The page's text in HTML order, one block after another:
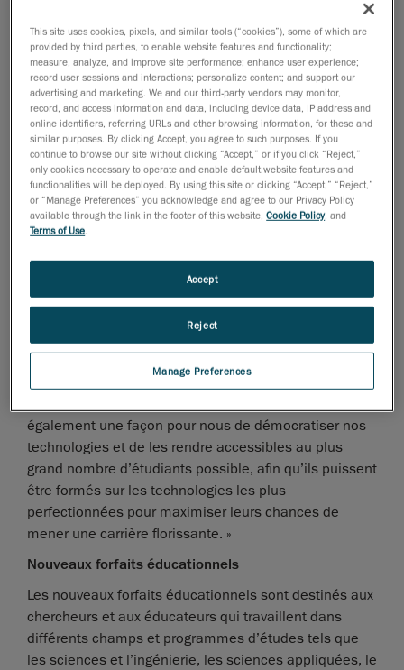
4 septembre 2013
Nous présentons aujourd’hui notre nouveau
programme éducationnel, adapté aux besoins des
chercheurs, des éducateurs et des étudiants
d’universités, de collèges et d’écoles techniques du
monde entier.
« Depuis le lancement des premiers scanneurs
d’enseignement qui utilisent nos technologies de
mesure 3D et qui en enseignent les bases a grimpé en
flèche, a expliqué François Leclerc, chef de produit,
Éducation. Au début de 2013, Creaform s’est engagée
à créer un nouveau programme éducationnel qui
répondrait mieux aux besoins de la communauté
également une façon pour nous de démocratiser nos
technologies et de les rendre accessibles au plus
grand nombre d’étudiants possible, afin qu’ils puissent
être formés sur les technologies les plus
perfectionnées pour maximiser leurs chances de
mener une carrière florissante. »
Nouveaux forfaits éducationnels
Les nouveaux forfaits éducationnels sont destinés aux
chercheurs et aux éducateurs qui travaillent dans
différents champs et programmes d’études tels que
les sciences et l’ingénierie, les sciences appliquées, le
This site uses cookies, pixels, and similar tools (“cookies”), some of which are
provided by third parties, to enable website features and functionality;
measure, analyze, and improve site performance; enhance user experience;
record user sessions and interactions; personalize content; and support our
advertising and marketing. We and our third-party vendors may monitor,
record, and access information and data, including device data, IP address and
online identifiers, referring URLs and other browsing information, for these and
similar purposes. By clicking Accept, you agree to such purposes. If you
continue to browse our site without clicking “Accept,” or if you click “Reject,”
only cookies necessary to operate and enable default website features and
functionalities will be deployed. By using this site or clicking “Accept,” “Reject,”
or “Manage Preferences” you acknowledge and agree to our Privacy Policy
available through the link in the footer of this website,Cookie Policy, and
Terms of Use.
Manage Preferences
Reject
Accept